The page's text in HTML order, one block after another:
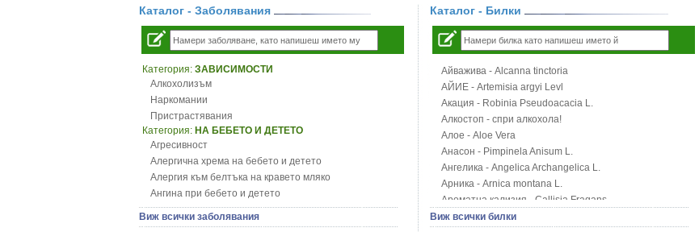
Каталог - Заболявания
Категория: ЗАВИСИМОСТИ
Алкохолизъм
Наркомании
Пристрастявания
Категория: НА БЕБЕТО И ДЕТЕТО
Агресивност
Алергична хрема на бебето и детето
Алергия към белтъка на кравето мляко
Ангина при бебето и детето
Анемия при бебето и детето
Апетит - пълни деца
Виж всички заболявания
Каталог - Билки
Айважива - Alcanna tinctoria
АЙИЕ - Artemisia argyi Levl
Акация - Robinia Pseudoacacia L.
Алкостоп - спри алкохола!
Алое - Aloe Vera
Анасон - Pimpinela Anisum L.
Ангелика - Angelica Archangelica L.
Арника - Arnica montana L.
Ароматна кализия - Callisia Fragans
Арония - Sorbus melanocorpa
Виж всички билки